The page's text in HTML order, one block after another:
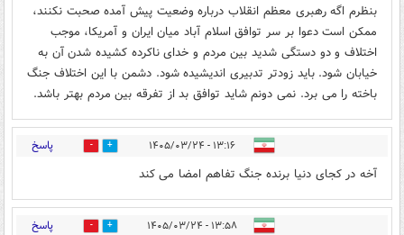
بنظرم اگه رهبری معظم انقلاب درباره وضعیت پیش آمده صحبت نکنند،
ممکن است دعوا بر سر توافق اسلام آباد میان ایران و آمریکا، موجب
اختلاف و دو دستگی شدید بین مردم و خدای ناکرده کشیده شدن آن به
خیابان شود. باید زودتر تدبیری اندیشیده شود. دشمن با این اختلاف جنگ
باخته را می برد. نمی دونم شاید توافق بد از تفرقه بین مردم بهتر باشد.
۱۳:۱۶ - ۱۴۰۵/۰۳/۲۴ 0 پاسخ
آخه در کجای دنیا برنده جنگ تفاهم امضا می کند
۱۳:۵۸ - ۱۴۰۵/۰۳/۲۴ 150 پاسخ